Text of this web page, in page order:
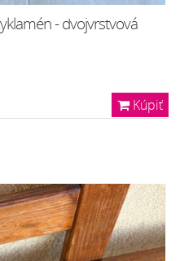
- dvojvrstvová
Kúpiť